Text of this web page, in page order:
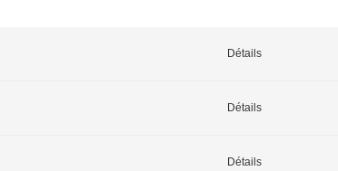
Détails
Détails
Détails